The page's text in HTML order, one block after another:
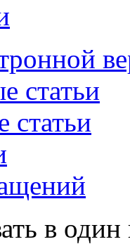
статьи
статьи
в